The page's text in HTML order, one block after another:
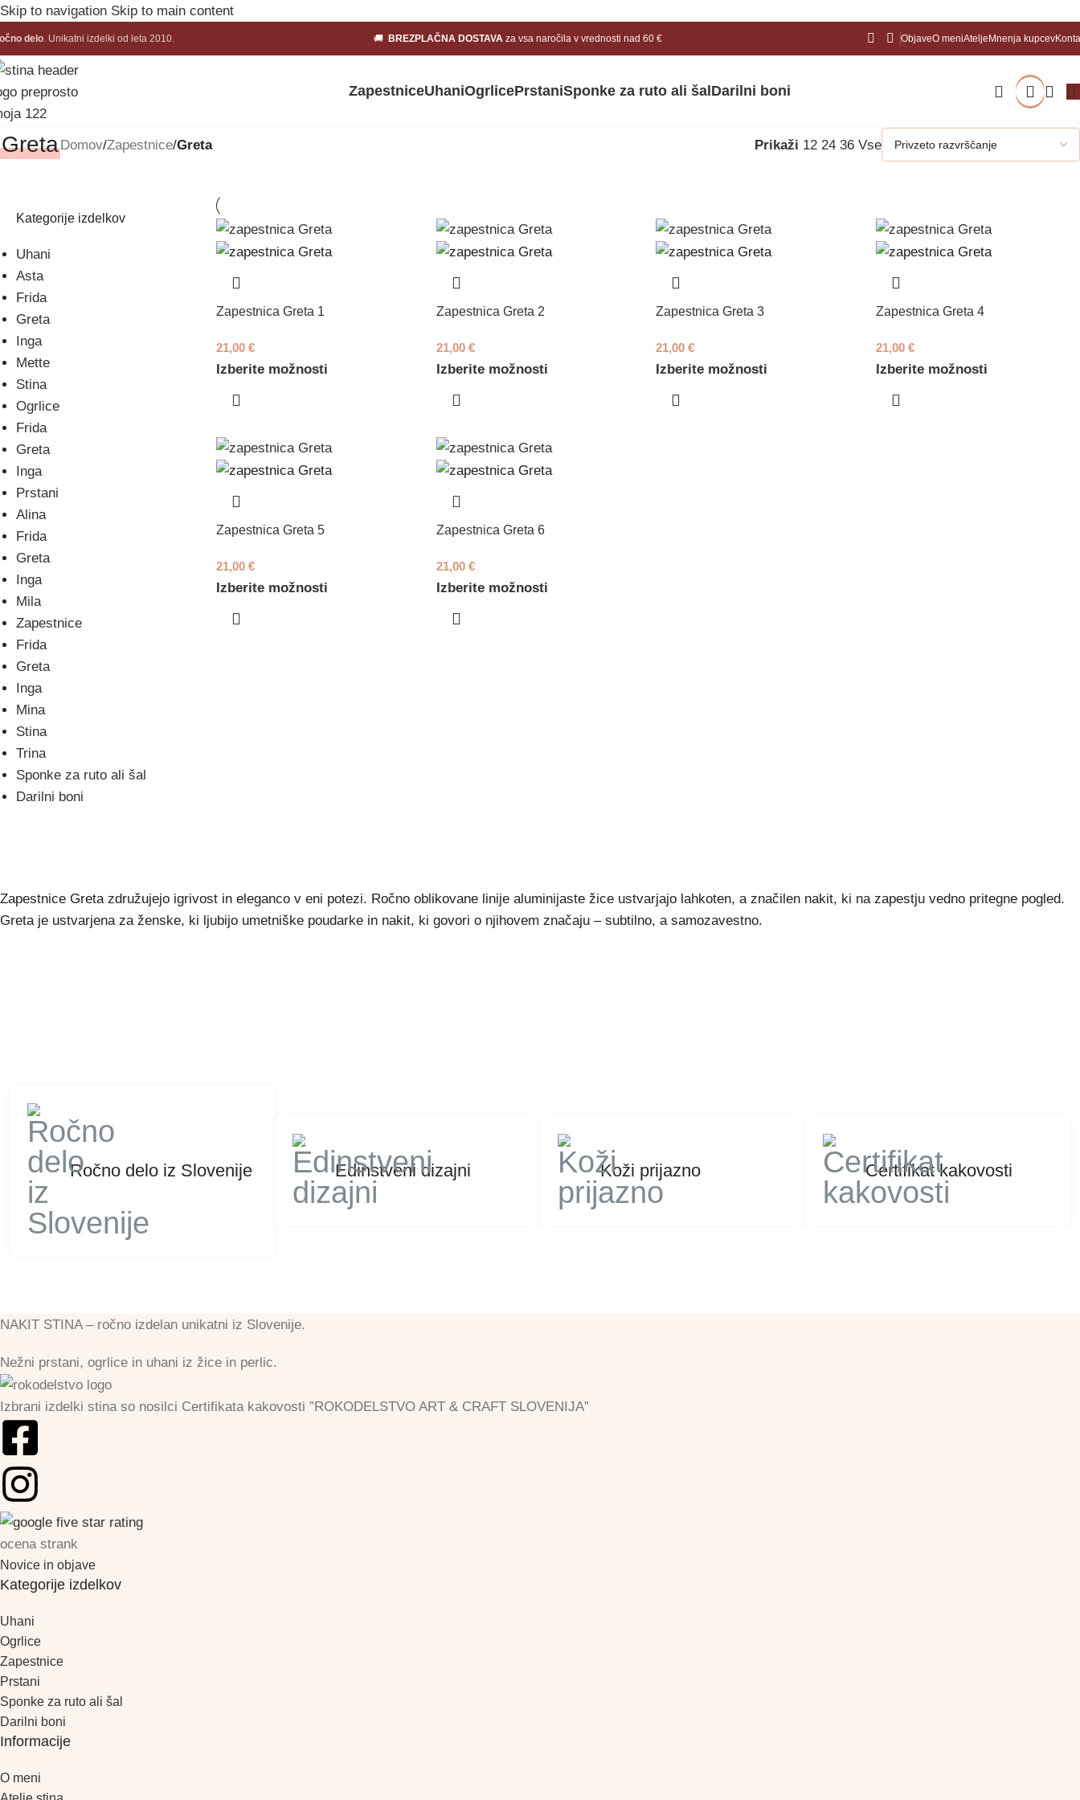
Skip to navigation Skip to main content
delo. Unikatni izdelki od leta 2010. 🚚 BREZPLAČNA DOSTAVA za vsa naročila v vrednosti nad 60 € ObjaveO meniAtelje Mnenja kupcev
ZapestniceUhaniOgrlicePrstaniSponke za ruto ali šal Darilni boni
GretaDomov/Zapestnice/Greta Prikaži 12 24 36 Vse
Kategorije izdelkov
Uhani
Asta
Frida
Greta
Inga
Mette
Stina
Ogrlice
Frida
Greta
Inga
Prstani
Alina
Frida
Greta
Inga
Mila
Zapestnice
Frida
Greta
Inga
Mina
Stina
Trina
Sponke za ruto ali šal
Darilni boni
Zapestnica Greta 1
21,00 €
Izberite možnosti
Zapestnica Greta 2
21,00 €
Izberite možnosti
Zapestnica Greta 3
21,00€
Izberite možnosti
Zapestnica Greta 4
21,00€
Izberite možnosti
Zapestnica Greta 5
21,00 €
Izberite možnosti
Zapestnica Greta 6
21,00 €
Izberite možnosti
Zapestnice Greta združujejo igrivost in eleganco v eni potezi. Ročno oblikovane linije aluminijaste žice ustvarjajo lahkoten, a značilen nakit, ki na zapestju vedno pritegne pogled.
Greta je ustvarjena za ženske, ki ljubijo umetniške poudarke in nakit, ki govori o njihovem značaju – subtilno, a samozavestno.
Ročno delo iz Slovenije Edinstveni dizajni Koži prijazno Certifikat kakovosti
NAKIT STINA – ročno izdelan unikatni iz Slovenije.
Nežni prstani, ogrlice in uhani iz žice in perlic.
Izbrani izdelki stina so nosilci Certifikata kakovosti ”ROKODELSTVO ART & CRAFT SLOVENIJA”
ocena strank
Novice in objave
Kategorije izdelkov
Uhani
Ogrlice
Zapestnice
Prstani
Sponke za ruto ali šal
Darilni boni
Informacije
O meni